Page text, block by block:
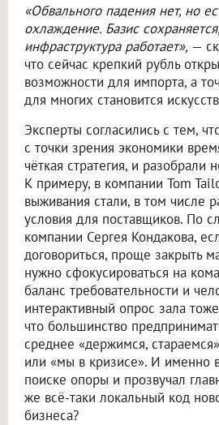
«Обвального падения нет, но
охлаждение. Базис
инфраструктура работает», —
что сейчас крепкий рубль
возможности для импорта, а
для многих становится
Эксперты согласились с тем,
с точки зрения экономики
чёткая стратегия, и разобрали
К примеру, в компании Tom
выживания стали, в том числе
условия для поставщиков. По
компании Сергея Кондакова,
договориться, проще закрыть
нужно сфокусироваться на
баланс требовательности и
интерактивный опрос зала
что большинство
среднее «держимся,
или «мы в кризисе». И именно
поиске опоры и прозвучал
же всё-таки локальный код
бизнеса?